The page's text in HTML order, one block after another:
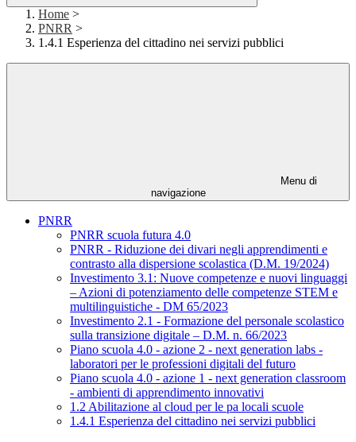
Home >
PNRR >
1.4.1 Esperienza del cittadino nei servizi pubblici
Menu di
navigazione
PNRR
PNRR scuola futura 4.0
PNRR - Riduzione dei divari negli apprendimenti e
contrasto alla dispersione scolastica (D.M. 19/2024)
Investimento 3.1: Nuove competenze e nuovi linguaggi
– Azioni di potenziamento delle competenze STEM e
multilinguistiche - DM 65/2023
Investimento 2.1 - Formazione del personale scolastico
sulla transizione digitale – D.M. n. 66/2023
Piano scuola 4.0 - azione 2 - next generation labs -
laboratori per le professioni digitali del futuro
Piano scuola 4.0 - azione 1 - next generation classroom
- ambienti di apprendimento innovativi
1.2 Abilitazione al cloud per le pa locali scuole
1.4.1 Esperienza del cittadino nei servizi pubblici